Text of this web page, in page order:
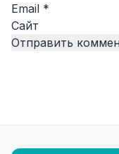
Email *
Сайт